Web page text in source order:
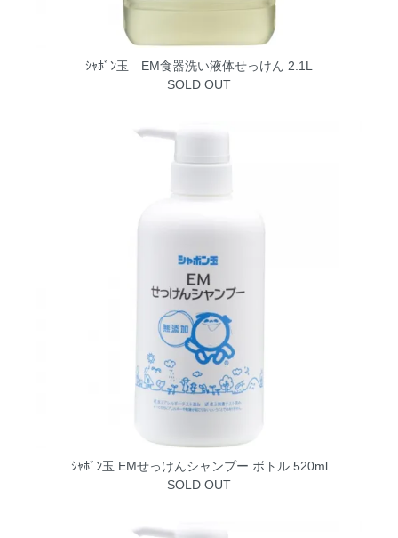
ｼｬﾎﾞﾝ玉 EM食器洗い液体せっけん 2.1L
SOLD OUT
ｼｬﾎﾞﾝ玉 EMせっけんシャンプー ボトル 520ml
SOLD OUT